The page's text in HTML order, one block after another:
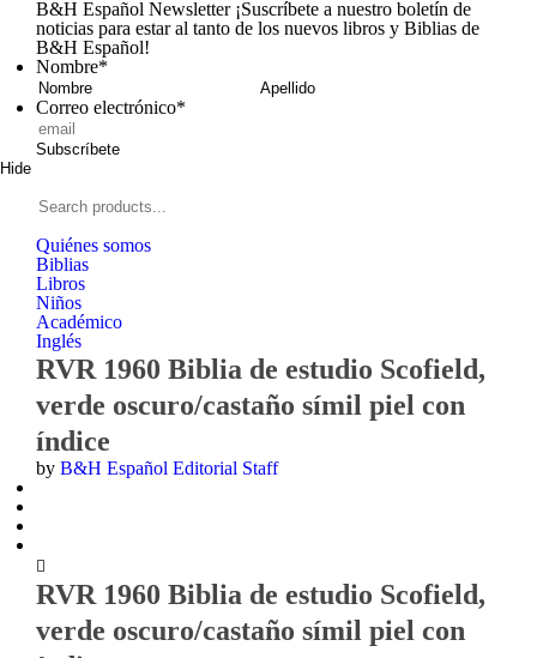
B&H Español Newsletter ¡Suscríbete a nuestro boletín de
noticias para estar al tanto de los nuevos libros y Biblias de
B&H Español!
Nombre*
Nombre
Correo electrónico*
Subscríbete
Hide
Español
Quiénes somos
Biblias
Libros
Niños
Académico
Inglés
RVR 1960 Biblia de estudio Scofield,
verde oscuro/castaño símil piel con
índice
by B&H Español Editorial Staff
Zoom
In
RVR 1960 Biblia de estudio Scofield,
verde oscuro/castaño símil piel con